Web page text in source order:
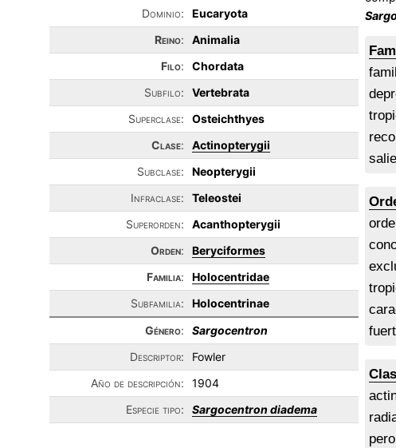
Dominio:
Eucaryota
Reino:
Animalia
Filo:
Chordata
Subfilo:
Vertebrata
Superclase:
Osteichthyes
Clase:
Actinopterygii
Subclase:
Neopterygii
Infraclase:
Teleostei
Superorden:
Acanthopterygii
Orden:
Beryciformes
Familia:
Holocentridae
Subfamilia:
Holocentrinae
Género:
Sargocentron
Descriptor:
Fowler
Año de descripción:
1904
Especie tipo:
Sargocentron diadema